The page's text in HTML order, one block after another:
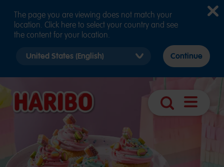
Vyhledávání
Otevřít
The page you are viewing does not match your
location. Click here to select your country and see
the content for your location.
country
Continue